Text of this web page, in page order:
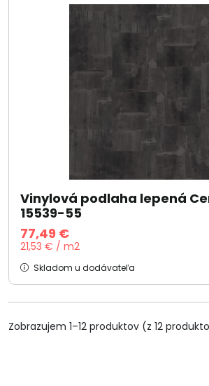
Vinylová podlaha lepená
15539-55
77,49 €
21,53 € / m2
Skladom u dodávateľa
Zobrazujem 1–12 produktov (z 12